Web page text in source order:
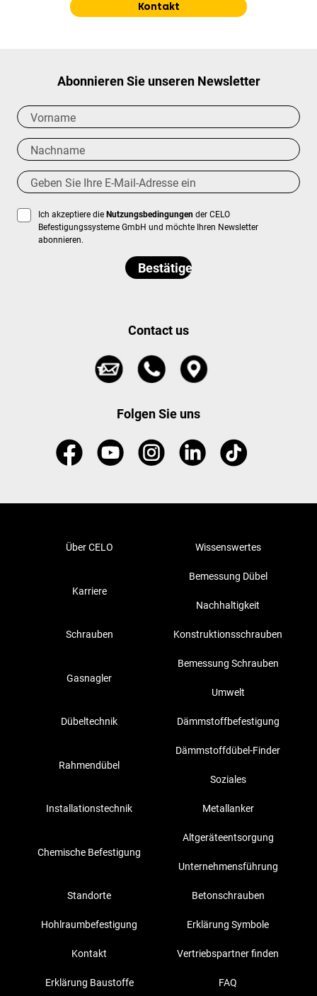
Kontakt
Abonnieren Sie unseren Newsletter
Ich akzeptiere dieNutzungsbedingungen der CELO
Befestigungssysteme GmbH und möchte Ihren Newsletter
abonnieren.
Contact us
Folgen Sie uns
Über CELO Wissenswertes
Karriere
Bemessung Dübel
Nachhaltigkeit
Schrauben Konstruktionsschrauben
Gasnagler
Bemessung Schrauben
Umwelt
Dübeltechnik Dämmstoffbefestigung
Rahmendübel
Dämmstoffdübel-Finder
Soziales
Installationstechnik Metallanker
Chemische Befestigung
Altgeräteentsorgung
Unternehmensführung
Standorte Betonschrauben
Hohlraumbefestigung Erklärung Symbole
Kontakt Vertriebspartner finden
Erklärung Baustoffe FAQ